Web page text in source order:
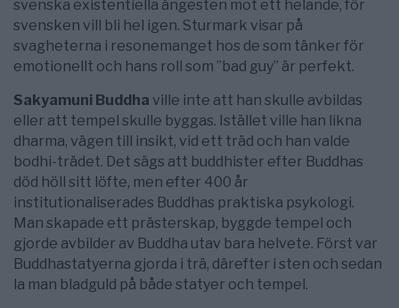
svenska existentiella ångesten mot ett helande, för
svensken vill bli hel igen. Sturmark visar på
svagheterna i resonemanget hos de som tänker för
emotionellt och hans roll som ”bad guy” är perfekt.
Sakyamuni Buddha ville inte att han skulle avbildas
eller att tempel skulle byggas. Istället ville han likna
dharma, vägen till insikt, vid ett träd och han valde
bodhi-trädet. Det sägs att buddhister efter Buddhas
död höll sitt löfte, men efter 400 år
institutionaliserades Buddhas praktiska psykologi.
Man skapade ett prästerskap, byggde tempel och
gjorde avbilder av Buddha utav bara helvete. Först var
Buddhastatyerna gjorda i trä, därefter i sten och sedan
la man bladguld på både statyer och tempel.